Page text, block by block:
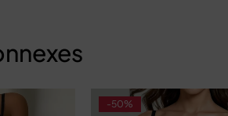
-50%